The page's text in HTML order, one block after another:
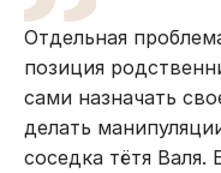
Отдельная
позиция
сами назначать
делать
соседка тётя Валя.